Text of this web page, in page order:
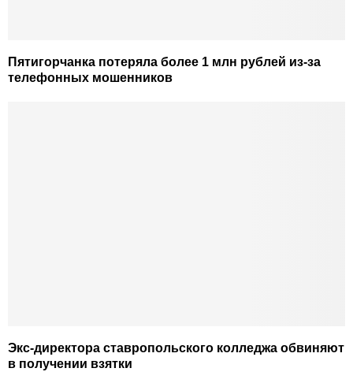
Пятигорчанка потеряла более 1 млн рублей из-за
телефонных мошенников
Экс-директора ставропольского колледжа обвиняют
в получении взятки